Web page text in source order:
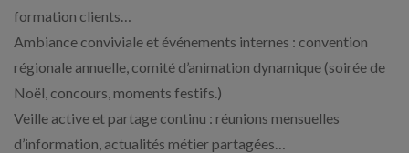
formation clients…
Ambiance conviviale et événements internes : convention
régionale annuelle, comité d’animation dynamique (soirée de
Noël, concours, moments festifs.)
Veille active et partage continu : réunions mensuelles
d’information, actualités métier partagées…